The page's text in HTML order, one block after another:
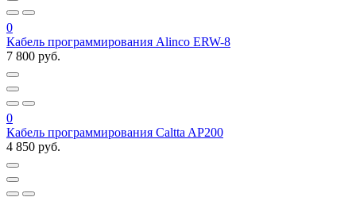
0
Кабель программирования Alinco ERW-8
7 800 руб.
0
Кабель программирования Caltta AP200
4 850 руб.